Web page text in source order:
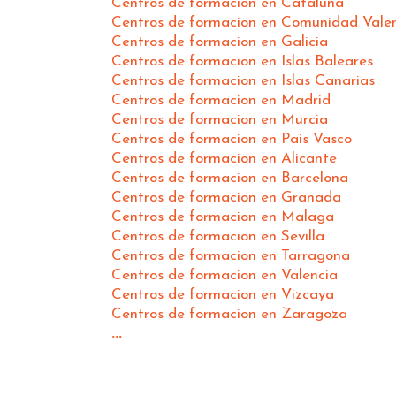
Centros de formacion en Comunidad
Centros de formacion en Galicia
Centros de formacion en Islas Baleares
Centros de formacion en Islas Canarias
Centros de formacion en Madrid
Centros de formacion en Murcia
Centros de formacion en Pais Vasco
Centros de formacion en Alicante
Centros de formacion en Barcelona
Centros de formacion en Granada
Centros de formacion en Malaga
Centros de formacion en Sevilla
Centros de formacion en Tarragona
Centros de formacion en Valencia
Centros de formacion en Vizcaya
Centros de formacion en Zaragoza
...